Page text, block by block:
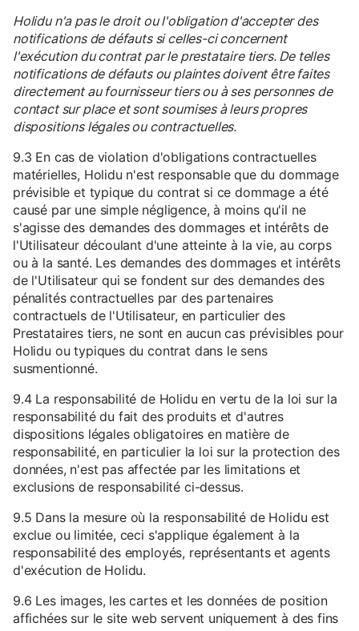
Holidu n'a pas le droit ou l'obligation d'accepter des
notifications de défauts si celles-ci concernent
l'exécution du contrat par le prestataire tiers. De telles
notifications de défauts ou plaintes doivent être faites
directement au fournisseur tiers ou à ses personnes de
contact sur place et sont soumises à leurs propres
dispositions légales ou contractuelles.
9.3 En cas de violation d'obligations contractuelles
matérielles, Holidu n'est responsable que du dommage
prévisible et typique du contrat si ce dommage a été
causé par une simple négligence, à moins qu'il ne
s'agisse des demandes des dommages et intérêts de
l'Utilisateur découlant d'une atteinte à la vie, au corps
ou à la santé. Les demandes des dommages et intérêts
de l'Utilisateur qui se fondent sur des demandes des
pénalités contractuelles par des partenaires
contractuels de l'Utilisateur, en particulier des
Prestataires tiers, ne sont en aucun cas prévisibles pour
Holidu ou typiques du contrat dans le sens
susmentionné.
9.4 La responsabilité de Holidu en vertu de la loi sur la
responsabilité du fait des produits et d'autres
dispositions légales obligatoires en matière de
responsabilité, en particulier la loi sur la protection des
données, n'est pas affectée par les limitations et
exclusions de responsabilité ci-dessus.
9.5 Dans la mesure où la responsabilité de Holidu est
exclue ou limitée, ceci s'applique également à la
responsabilité des employés, représentants et agents
d'exécution de Holidu.
9.6 Les images, les cartes et les données de position
affichées sur le site web servent uniquement à des fins